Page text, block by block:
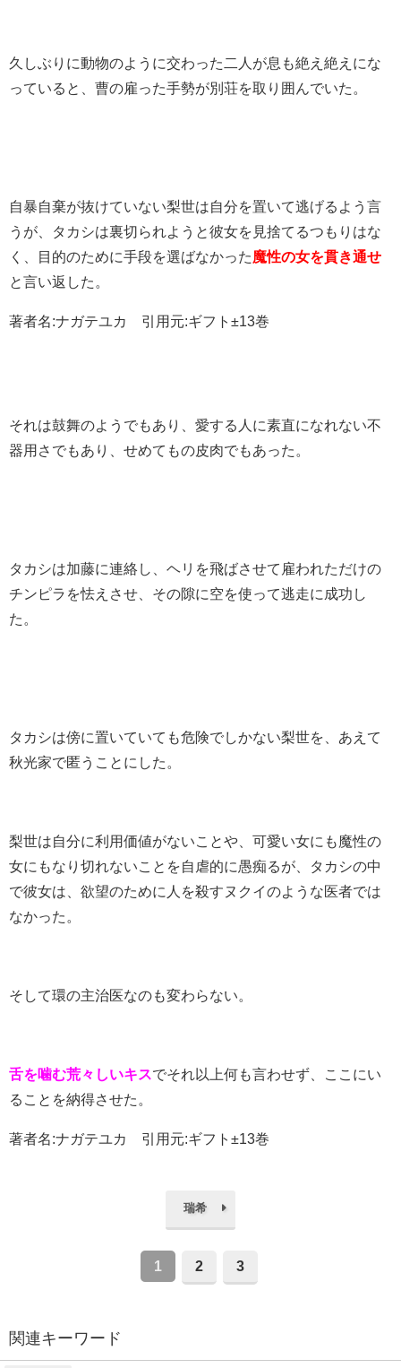
久しぶりに動物のように交わった二人が息も絶え絶えにな
っていると、曹の雇った手勢が別荘を取り囲んでいた。
自暴自棄が抜けていない梨世は自分を置いて逃げるよう言
うが、タカシは裏切られようと彼女を見捨てるつもりはな
く、目的のために手段を選ばなかった 魔性の女を貫き通せ
と言い返した。
著者名:ナガテユカ 引用元:ギフト±13巻
それは鼓舞のようでもあり、愛する人に素直になれない不
器用さでもあり、せめてもの皮肉でもあった。
タカシは加藤に連絡し、ヘリを飛ばさせて雇われただけの
チンピラを怯えさせ、その隙に空を使って逃走に成功し
た。
タカシは傍に置いていても危険でしかない梨世を、あえて
秋光家で匿うことにした。
梨世は自分に利用価値がないことや、可愛い女にも魔性の
女にもなり切れないことを自虐的に愚痴るが、タカシの中
で彼女は、欲望のために人を殺すヌクイのような医者では
なかった。
そして環の主治医なのも変わらない。
舌を噛む荒々しいキスでそれ以上何も言わせず、ここにい
ることを納得させた。
著者名:ナガテユカ 引用元:ギフト±13巻
瑞希
1 2 3
関連キーワード